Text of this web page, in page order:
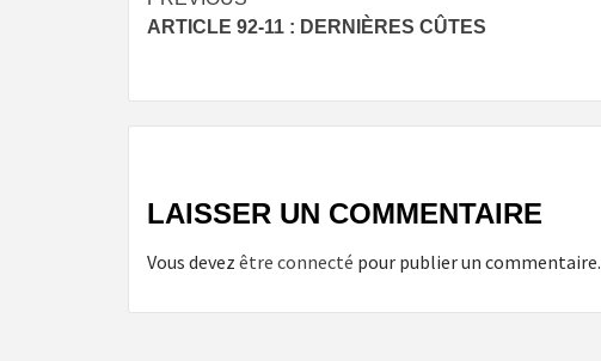
navigation
ARTICLE 92-11 : DERNIÈRES CÛTES
LAISSER UN COMMENTAIRE
Vous devez être connecté pour publier un commentaire.